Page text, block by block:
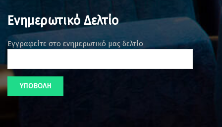
Ενημερωτικό Δελτίο
Εγγραφείτε στο ενημερωτικό μας δελτίο